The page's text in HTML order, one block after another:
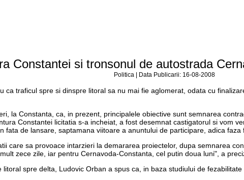
Constantei si tronsonul de autostrada
Politica | Data Publicarii: 16-08-2008
ca traficul spre si dinspre litoral sa nu mai fie aglomerat, odata cu
la Constanta, ca, in prezent, principalele obiective sunt semnarea
Constantei licitatia s-a incheiat, a fost desemnat castigatorul si vom
de lansare, saptamana viitoare a anuntului de participare, adica faza
care sa provoace intarzieri la demararea proiectelor, dupa semnarea
zece zile, iar pentru Cernavoda-Constanta, cel putin doua luni", a
spre delta, Ludovic Orban a spus ca, in baza studiului de